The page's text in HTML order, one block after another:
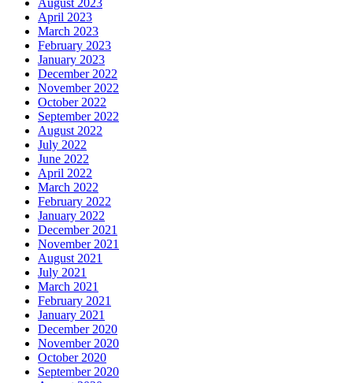
April 2023
March 2023
February 2023
January 2023
December 2022
November 2022
October 2022
September 2022
August 2022
July 2022
June 2022
April 2022
March 2022
February 2022
January 2022
December 2021
November 2021
August 2021
July 2021
March 2021
February 2021
January 2021
December 2020
November 2020
October 2020
September 2020